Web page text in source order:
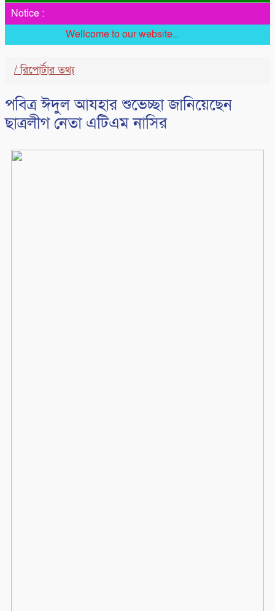
Notice :
Wellcome to our website...
/রিপোর্টার তথ্য
পবিত্র ঈদুল আযহার শুভেচ্ছা জানিয়েছেন
ছাত্রলীগ নেতা এটিএম নাসির